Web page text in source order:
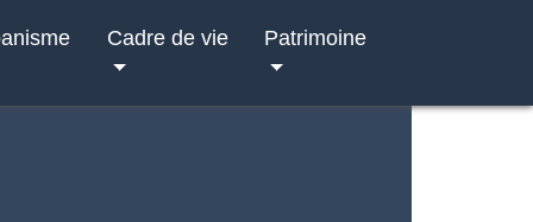
Cadre de vie Patrimoine